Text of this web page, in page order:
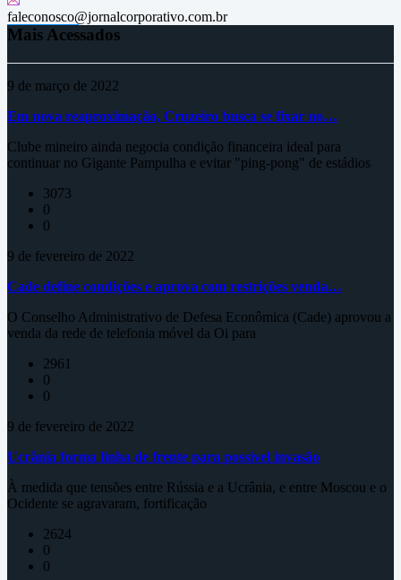
faleconosco@jornalcorporativo.com.br
Mais Acessados
9 de março de 2022
Em nova reaproximação, Cruzeiro busca se fixar no…
Clube mineiro ainda negocia condição financeira ideal para
continuar no Gigante Pampulha e evitar "ping-pong" de estádios
3073
0
0
9 de fevereiro de 2022
Cade define condições e aprova com restrições venda…
O Conselho Administrativo de Defesa Econômica (Cade) aprovou a
venda da rede de telefonia móvel da Oi para
2961
0
0
9 de fevereiro de 2022
Ucrânia forma linha de frente para possível invasão
À medida que tensões entre Rússia e a Ucrânia, e entre Moscou e o
Ocidente se agravaram, fortificação
2624
0
0